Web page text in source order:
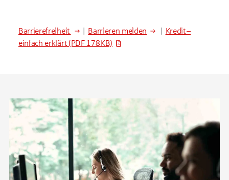
Barrierefreiheit Barrieren melden
Kredit –
einfach erklärt (PDF 178 KB)